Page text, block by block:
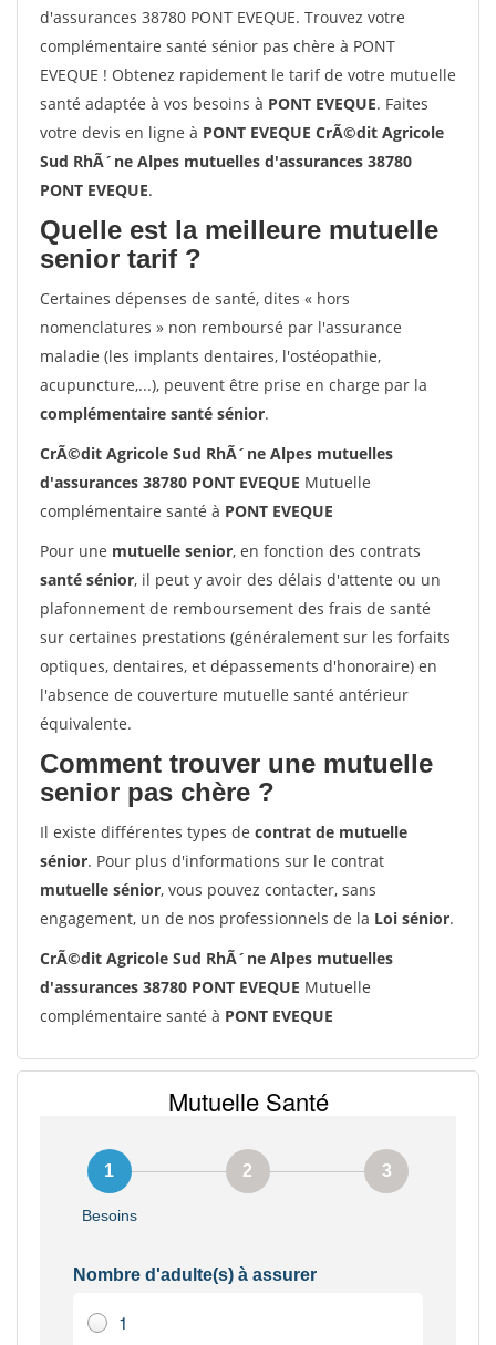
d'assurances 38780 PONT EVEQUE. Trouvez votre
complémentaire santé sénior pas chère à PONT
EVEQUE ! Obtenez rapidement le tarif de votre mutuelle
santé adaptée à vos besoins à PONT EVEQUE. Faites
votre devis en ligne à PONT EVEQUE CrÃ©dit Agricole
Sud RhÃ´ne Alpes mutuelles d'assurances 38780
PONT EVEQUE.
Quelle est la meilleure mutuelle
senior tarif ?
Certaines dépenses de santé, dites « hors
nomenclatures » non remboursé par l'assurance
maladie (les implants dentaires, l'ostéopathie,
acupuncture,...), peuvent être prise en charge par la
complémentaire santé sénior.
CrÃ©dit Agricole Sud RhÃ´ne Alpes mutuelles
d'assurances 38780 PONT EVEQUE Mutuelle
complémentaire santé à PONT EVEQUE
Pour une mutuelle senior, en fonction des contrats
santé sénior, il peut y avoir des délais d'attente ou un
plafonnement de remboursement des frais de santé
sur certaines prestations (généralement sur les forfaits
optiques, dentaires, et dépassements d'honoraire) en
l'absence de couverture mutuelle santé antérieur
équivalente.
Comment trouver une mutuelle
senior pas chère ?
Il existe différentes types de contrat de mutuelle
sénior. Pour plus d'informations sur le contrat
mutuelle sénior, vous pouvez contacter, sans
engagement, un de nos professionnels de la Loi sénior.
CrÃ©dit Agricole Sud RhÃ´ne Alpes mutuelles
d'assurances 38780 PONT EVEQUE Mutuelle
complémentaire santé à PONT EVEQUE